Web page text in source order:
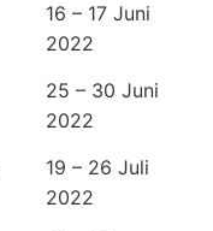
16 – 17 Juni
2022
25 – 30 Juni
2022
19 – 26 Juli
2022